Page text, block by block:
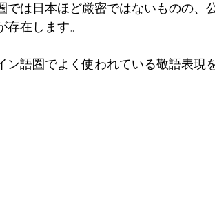
では日本ほど厳密ではないものの、
在します。
ン語圏でよく使われている敬語表現